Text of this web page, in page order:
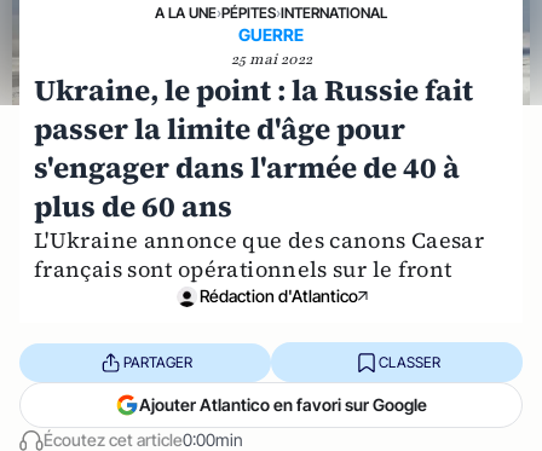
A LA UNE›PÉPITES›INTERNATIONAL
GUERRE
25 mai 2022
Ukraine, le point : la Russie fait
passer la limite d'âge pour
s'engager dans l'armée de 40 à
plus de 60 ans
L'Ukraine annonce que des canons Caesar
français sont opérationnels sur le front
Rédaction d'Atlantico
Écoutez cet article0:00min
PARTAGER CLASSER
Ajouter Atlantico en favori sur Google